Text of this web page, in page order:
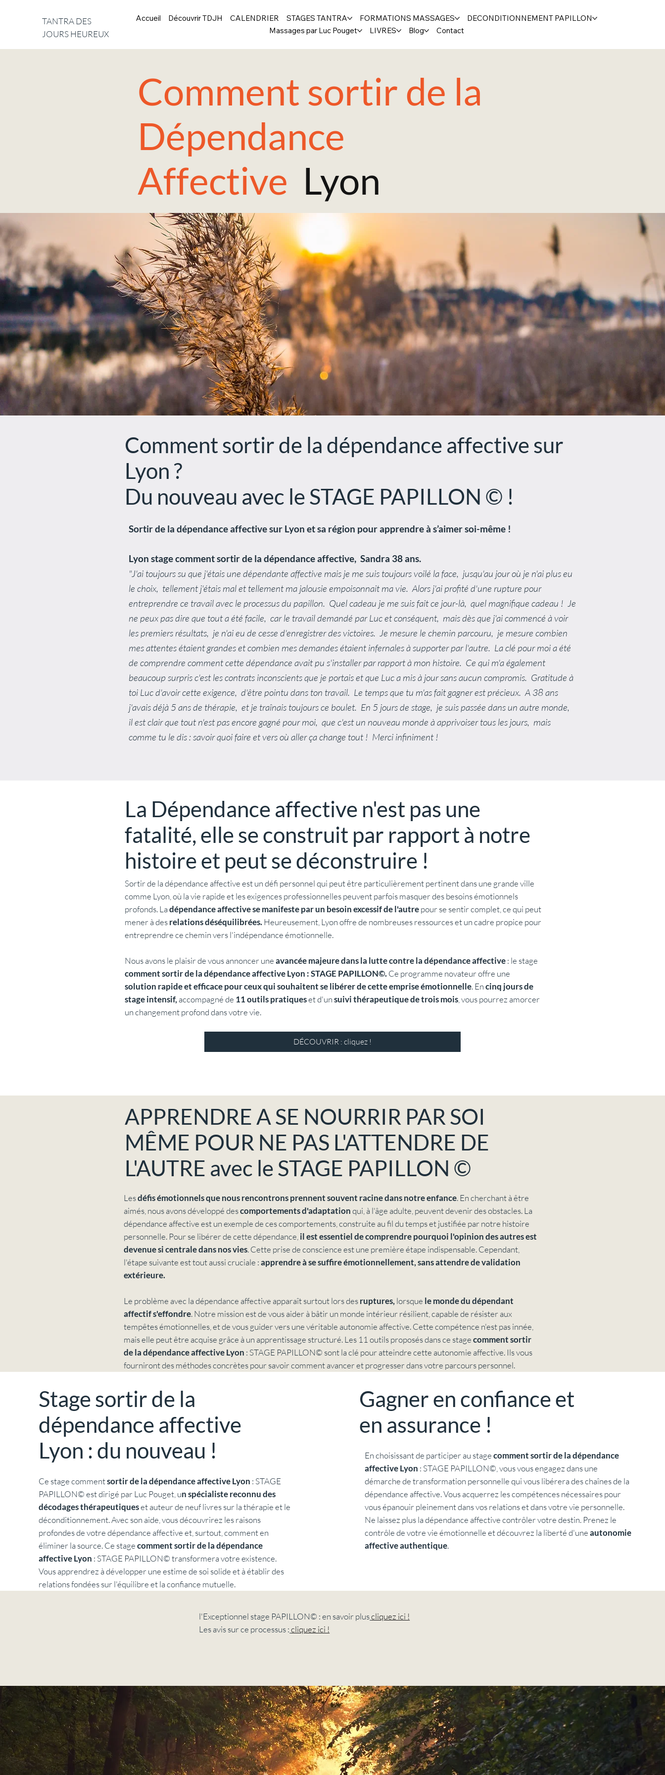
TANTRA DES
JOURS HEUREUX
Accueil Découvrir TDJH CALENDRIER STAGES TANTRA FORMATIONS MASSAGES
DECONDITIONNEMENT PAPILLON
Massages par Luc Pouget
LIVRES Blog Contact
Comment sortir de la
Dépendance
Affective Lyon
Comment sortir de la dépendance affective sur
Lyon ?
Du nouveau avec le STAGE PAPILLON © !
Sortir de la dépendance affective sur Lyon et sa région pour apprendre à s’aimer soi-même !
Lyon stage comment sortir de la dépendance affective, Sandra 38 ans.
"J'ai toujours su que j'étais une dépendante affective mais je me suis toujours voilé la face, jusqu'au jour où je n'ai plus eu
le choix, tellement j'étais mal et tellement ma jalousie empoisonnait ma vie. Alors j'ai profité d'une rupture pour
entreprendre ce travail avec le processus du papillon. Quel cadeau je me suis fait ce jour-là, quel magnifique cadeau ! Je
ne peux pas dire que tout a été facile, car le travail demandé par Luc et conséquent, mais dès que j'ai commencé à voir
les premiers résultats, je n'ai eu de cesse d'enregistrer des victoires. Je mesure le chemin parcouru, je mesure combien
mes attentes étaient grandes et combien mes demandes étaient infernales à supporter par l'autre. La clé pour moi a été
de comprendre comment cette dépendance avait pu s'installer par rapport à mon histoire. Ce qui m'a également
beaucoup surpris c'est les contrats inconscients que je portais et que Luc a mis à jour sans aucun compromis. Gratitude à
toi Luc d'avoir cette exigence, d'être pointu dans ton travail. Le temps que tu m'as fait gagner est précieux. A 38 ans
j'avais déjà 5 ans de thérapie, et je traînais toujours ce boulet. En 5 jours de stage, je suis passée dans un autre monde,
il est clair que tout n'est pas encore gagné pour moi, que c'est un nouveau monde à apprivoiser tous les jours, mais
comme tu le dis : savoir quoi faire et vers où aller ça change tout ! Merci infiniment !
La Dépendance affective n'est pas une
fatalité, elle se construit par rapport à notre
histoire et peut se déconstruire !
Sortir de la dépendance affective est un défi personnel qui peut être particulièrement pertinent dans une grande ville
comme Lyon, où la vie rapide et les exigences professionnelles peuvent parfois masquer des besoins émotionnels
profonds. Ladépendance affective se manifeste par un besoin excessif de l'autrepour se sentir complet, ce qui peut
mener à desrelations déséquilibrées.Heureusement, Lyon offre de nombreuses ressources et un cadre propice pour
entreprendre ce chemin vers l'indépendance émotionnelle.
Nous avons le plaisir de vous annoncer uneavancée majeure dans la lutte contre la dépendance affective: le stage
comment sortir de la dépendance affective Lyon : STAGE PAPILLON©.Ce programme novateur offre une
solution rapide et efficace pour ceux qui souhaitent se libérer de cette emprise émotionnelle. Encinq jours de
stage intensif,accompagné de 11 outils pratiqueset d'unsuivi thérapeutique de trois mois, vous pourrez amorcer
un changement profond dans votre vie.
DÉCOUVRIR : cliquez !
APPRENDRE A SE NOURRIR PAR SOI
MÊME POUR NE PAS L'ATTENDRE DE
L'AUTRE avec le STAGE PAPILLON ©​
Lesdéfis émotionnels que nous rencontrons prennent souvent racine dans notre enfance. En cherchant à être
aimés, nous avons développé descomportements d'adaptationqui, à l'âge adulte, peuvent devenir des obstacles. La
dépendance affective est un exemple de ces comportements, construite au fil du temps et justifiée par notre histoire
personnelle. Pour se libérer de cette dépendance, il est essentiel de comprendre pourquoi l'opinion des autres est
devenue si centrale dans nos vies. Cette prise de conscience est une première étape indispensable. Cependant,
l'étape suivante est tout aussi cruciale :apprendre à se suffire émotionnellement, sans attendre de validation
extérieure.
Le problème avec la dépendance affective apparaît surtout lors desruptures, lorsque le monde du dépendant
affectif s'effondre. Notre mission est de vous aider à bâtir un monde intérieur résilient, capable de résister aux
tempêtes émotionnelles, et de vous guider vers une véritable autonomie affective. Cette compétence n'est pas innée,
mais elle peut être acquise grâce à un apprentissage structuré. Les 11 outils proposés dans ce stagecomment sortir
de la dépendance affective Lyon : STAGE PAPILLON© sont la clé pour atteindre cette autonomie affective. Ils vous
fourniront des méthodes concrètes pour savoir comment avancer et progresser dans votre parcours personnel.
Stage sortir de la
dépendance affective
Lyon : du nouveau !
Ce stage commentsortir de la dépendance affective Lyon : STAGE
PAPILLON© est dirigé par Luc Pouget, un spécialiste reconnu des
décodages thérapeutiqueset auteur de neuf livres sur la thérapie et le
déconditionnement. Avec son aide, vous découvrirez les raisons
profondes de votre dépendance affective et, surtout, comment en
éliminer la source. Ce stagecomment sortir de la dépendance
affective Lyon : STAGE PAPILLON© transformera votre existence.
Vous apprendrez à développer une estime de soi solide et à établir des
relations fondées sur l'équilibre et la confiance mutuelle.
Gagner en confiance et
en assurance !
En choisissant de participer au stagecomment sortir de la dépendance
affective Lyon : STAGE PAPILLON©, vous vous engagez dans une
démarche de transformation personnelle qui vous libérera des chaînes de la
dépendance affective. Vous acquerrez les compétences nécessaires pour
vous épanouir pleinement dans vos relations et dans votre vie personnelle.
Ne laissez plus la dépendance affective contrôler votre destin. Prenez le
contrôle de votre vie émotionnelle et découvrez la liberté d'uneautonomie
affective authentique.
l'Exceptionnel stage PAPILLON© : en savoir pluscliquez ici !
​Les avis sur ce processus :cliquez ici !